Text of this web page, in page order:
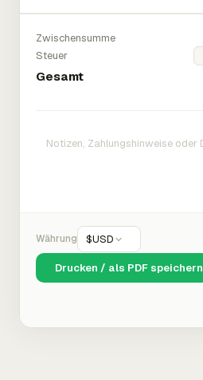
Zwischensumme
Steuer
Gesamt
Währung $USD
Drucken / als PDF speichern